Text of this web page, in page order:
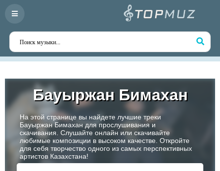
Бауыржан Бимахан
На этой странице вы найдете лучшие треки
Бауыржан Бимахан для прослушивания и
скачивания. Слушайте онлайн или скачивайте
любимые композиции в высоком качестве. Откройте
для себя творчество одного из самых перспективных
артистов Казахстана!